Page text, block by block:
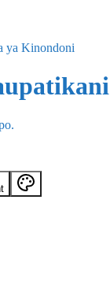
ya Kinondoni